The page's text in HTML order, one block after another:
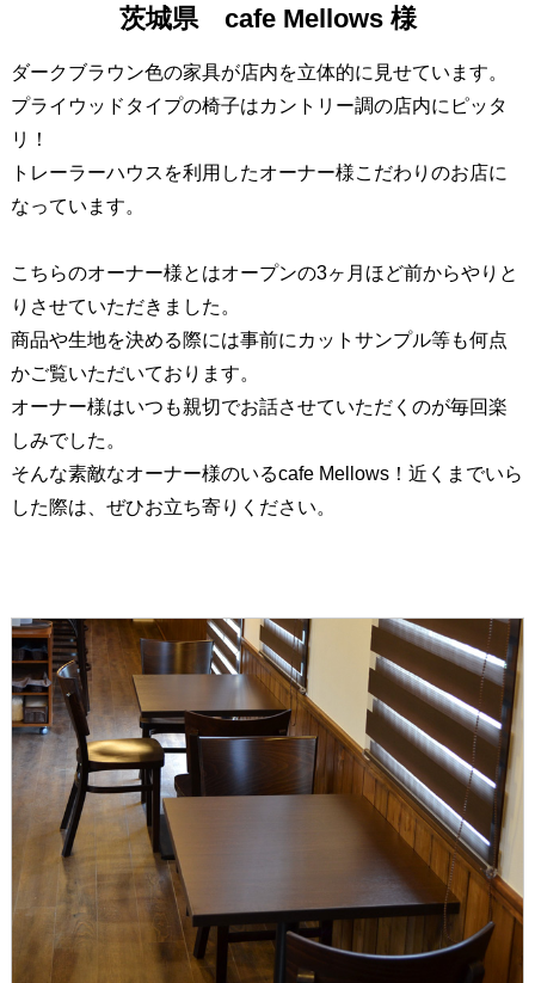
茨城県 cafe Mellows 様
ダークブラウン色の家具が店内を立体的に見せています。
プライウッドタイプの椅子はカントリー調の店内にピッタ
リ！
トレーラーハウスを利用したオーナー様こだわりのお店に
なっています。
こちらのオーナー様とはオープンの3ヶ月ほど前からやりと
りさせていただきました。
商品や生地を決める際には事前にカットサンプル等も何点
かご覧いただいております。
オーナー様はいつも親切でお話させていただくのが毎回楽
しみでした。
そんな素敵なオーナー様のいるcafe Mellows！近くまでいら
した際は、ぜひお立ち寄りください。